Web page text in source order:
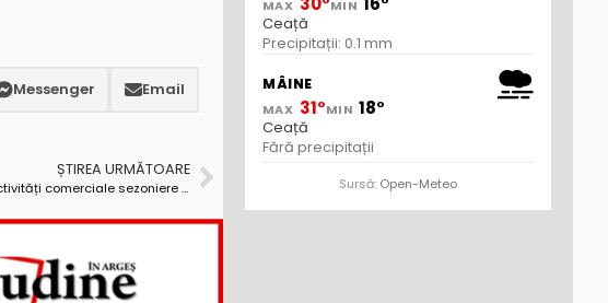
Messenger Email
ȘTIREA URMĂTOARE
Ce îți trebuie ca să desfășori activități comerciale sezoniere la Mioveni
MAX MIN
Ceață
Precipitații: 0.1 mm
MÂINE
MAX 31°MIN 18°
Ceață
Fără precipitații
Sursă: Open-Meteo